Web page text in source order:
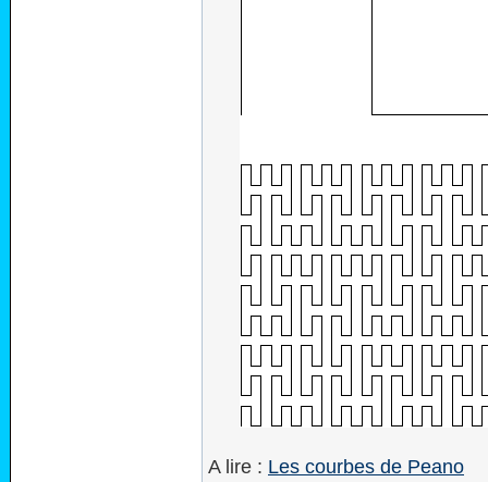
A lire : Les courbes de Peano